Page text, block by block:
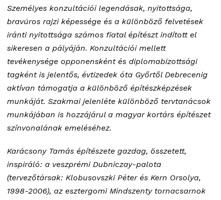
Személyes konzultációi legendásak, nyitottsága,
bravúros rajzi képessége és a különböző felvetések
iránti nyitottsága számos fiatal építészt indított el
sikeresen a pályáján. Konzultációi mellett
tevékenysége opponensként és diplomabizottsági
tagként is jelentős, évtizedek óta Győrtől Debrecenig
aktívan támogatja a különböző építészképzések
munkáját. Szakmai jelenléte különböző tervtanácsok
munkájában is hozzájárul a magyar kortárs építészet
színvonalának emeléséhez.
Karácsony Tamás építészete gazdag, összetett,
inspiráló: a veszprémi Dubniczay-palota
(tervezőtársak: Klobusovszki Péter és Kern Orsolya,
1998-2006), az esztergomi Mindszenty tornacsarnok